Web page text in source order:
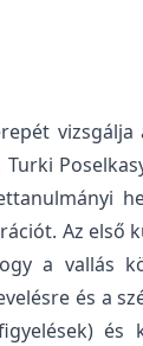
Az első
a vallás
és a